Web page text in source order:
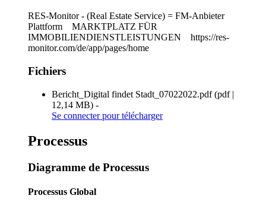
RES-Monitor - (Real Estate Service) = FM-Anbieter
Plattform MARKTPLATZ FÜR
IMMOBILIENDIENSTLEISTUNGEN https://res-
monitor.com/de/app/pages/home
Fichiers
Bericht_Digital findet Stadt_07022022.pdf (pdf|
12,14 MB) -
Se connecterpour télécharger
Processus
Diagramme de Processus
Processus Global